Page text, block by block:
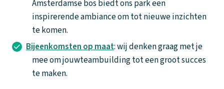
Amsterdamse bos biedt ons park een
inspirerende ambiance om tot nieuwe inzichten
te komen.
Bijeenkomsten op maat: wij denken graag met je
mee om jouwteambuilding tot een groot succes
te maken.